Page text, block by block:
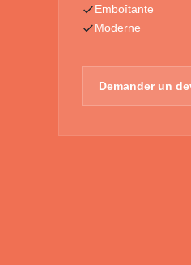
Emboîtante
Moderne
Demander un